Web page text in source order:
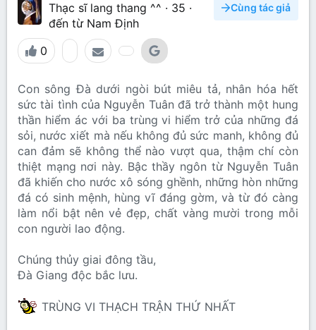
Thạc sĩ lang thang ^^ · 35 ·
đến từ Nam Định
Cùng tác giả
0
Con sông Đà dưới ngòi bút miêu tả, nhân hóa hết
sức tài tình của Nguyễn Tuân đã trở thành một hung
thần hiểm ác với ba trùng vi hiểm trở của những đá
sỏi, nước xiết mà nếu không đủ sức manh, không đủ
can đảm sẽ không thể nào vượt qua, thậm chí còn
thiệt mạng nơi này. Bậc thầy ngôn từ Nguyễn Tuân
đã khiến cho nước xô sóng ghềnh, những hòn những
đá có sinh mệnh, hùng vĩ đáng gờm, và từ đó càng
làm nổi bật nên vẻ đẹp, chất vàng mười trong mỗi
con người lao động.
Chúng thủy giai đông tầu,
Đà Giang độc bắc lưu.
TRÙNG VI THẠCH TRẬN THỨ NHẤT